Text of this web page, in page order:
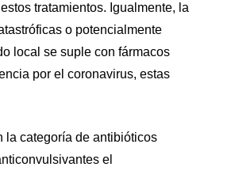
tratamientos. Igualmente, la
o potencialmente
local se suple con fármacos
por el coronavirus, estas
la categoría de antibióticos
el